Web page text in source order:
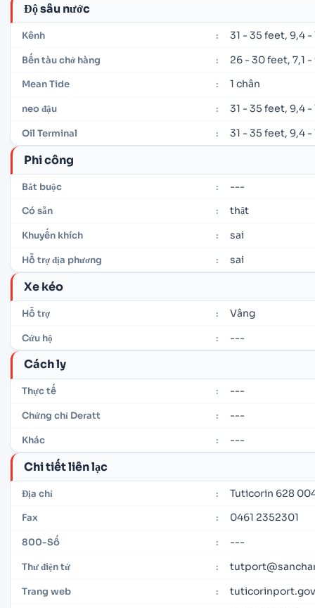
Độ sâu nước
Kênh : 31 - 35 feet, 9,4 -
Bến tàu chở hàng : 26 - 30 feet, 7,1 -
Mean Tide : 1 chân
neo đậu : 31 - 35 feet, 9,4 -
Oil Terminal : 31 - 35 feet, 9,4 -
Phi công
Bắt buộc : ---
Có sẵn : thật
Khuyến khích : sai
Hỗ trợ địa phương : sai
Xe kéo
Hỗ trợ : Vâng
Cứu hộ : ---
Cách ly
Thực tế : ---
Chứng chỉ Deratt : ---
Khác : ---
Chi tiết liên lạc
Địa chỉ : Tuticorin 628
Fax : 0461 2352301
800-Số : ---
Thư điện tử :
Trang web :